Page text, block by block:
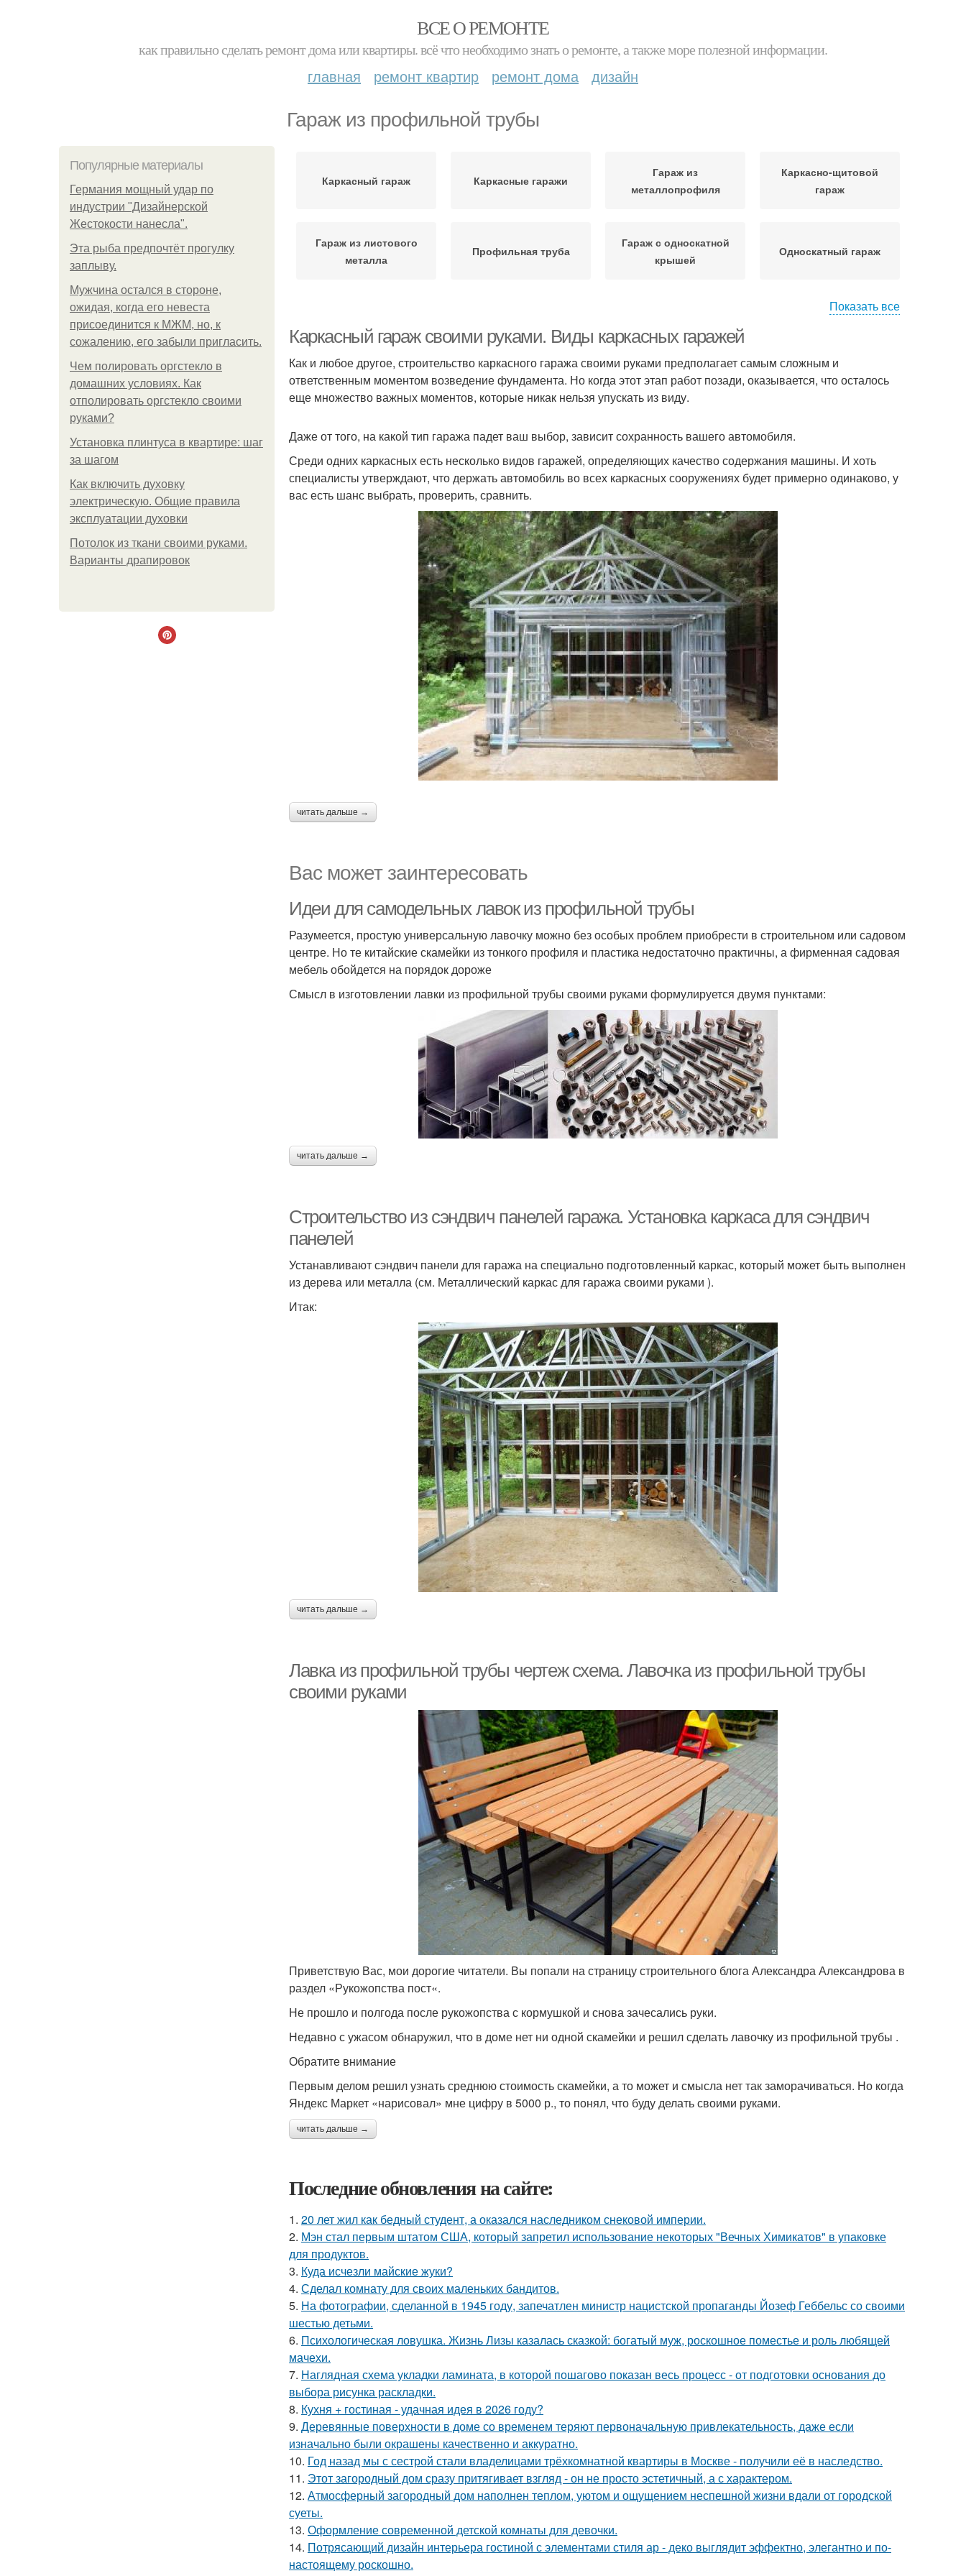
ВСЕ О РЕМОНТЕ
как правильно сделать ремонт дома или квартиры. всё что необходимо знать о ремонте, а также море полезной информации.
главная ремонт квартир ремонт дома дизайн
Гараж из профильной трубы
Популярные материалы
Германия мощный удар по
индустрии "Дизайнерской
Жестокости нанесла".
Эта рыба предпочтёт прогулку
заплыву.
Мужчина остался в стороне,
ожидая, когда его невеста
присоединится к МЖМ, но, к
сожалению, его забыли пригласить.
Чем полировать оргстекло в
домашних условиях. Как
отполировать оргстекло своими
руками?
Установка плинтуса в квартире: шаг
за шагом
Как включить духовку
электрическую. Общие правила
эксплуатации духовки
Потолок из ткани своими руками.
Варианты драпировок
Каркасный гараж Каркасные гаражи
Гараж из
металлопрофиля
Каркасно-щитовой
гараж
Гараж из листового
металла
Профильная труба
Гараж с односкатной
крышей
Односкатный гараж
Показать все
Каркасный гараж своими руками. Виды каркасных гаражей
Как и любое другое, строительство каркасного гаража своими руками предполагает самым сложным и
ответственным моментом возведение фундамента. Но когда этот этап работ позади, оказывается, что осталось
еще множество важных моментов, которые никак нельзя упускать из виду.
Даже от того, на какой тип гаража падет ваш выбор, зависит сохранность вашего автомобиля.
Среди одних каркасных есть несколько видов гаражей, определяющих качество содержания машины. И хоть
специалисты утверждают, что держать автомобиль во всех каркасных сооружениях будет примерно одинаково, у
вас есть шанс выбрать, проверить, сравнить.
читать дальше →
Вас может заинтересовать
Идеи для самодельных лавок из профильной трубы
Разумеется, простую универсальную лавочку можно без особых проблем приобрести в строительном или садовом
центре. Но те китайские скамейки из тонкого профиля и пластика недостаточно практичны, а фирменная садовая
мебель обойдется на порядок дороже
Смысл в изготовлении лавки из профильной трубы своими руками формулируется двумя пунктами:
читать дальше →
Строительство из сэндвич панелей гаража. Установка каркаса для сэндвич
панелей
Устанавливают сэндвич панели для гаража на специально подготовленный каркас, который может быть выполнен
из дерева или металла (см. Металлический каркас для гаража своими руками ).
Итак:
читать дальше →
Лавка из профильной трубы чертеж схема. Лавочка из профильной трубы
своими руками
Приветствую Вас, мои дорогие читатели. Вы попали на страницу строительного блога Александра Александрова в
раздел «Рукожопства пост«.
Не прошло и полгода после рукожопства с кормушкой и снова зачесались руки.
Недавно с ужасом обнаружил, что в доме нет ни одной скамейки и решил сделать лавочку из профильной трубы .
Обратите внимание
Первым делом решил узнать среднюю стоимость скамейки, а то может и смысла нет так заморачиваться. Но когда
Яндекс Маркет «нарисовал» мне цифру в 5000 р., то понял, что буду делать своими руками.
читать дальше →
Последние обновления на сайте:
1. 20 лет жил как бедный студент, а оказался наследником снековой империи.
2. Мэн стал первым штатом США, который запретил использование некоторых "Вечных Химикатов" в упаковке
для продуктов.
3. Куда исчезли майские жуки?
4. Сделал комнату для своих маленьких бандитов.
5. На фотографии, сделанной в 1945 году, запечатлен министр нацистской пропаганды Йозеф Геббельс со своими
шестью детьми.
6. Психологическая ловушка. Жизнь Лизы казалась сказкой: богатый муж, роскошное поместье и роль любящей
мачехи.
7. Наглядная схема укладки ламината, в которой пошагово показан весь процесс - от подготовки основания до
выбора рисунка раскладки.
8. Кухня + гостиная - удачная идея в 2026 году?
9. Деревянные поверхности в доме со временем теряют первоначальную привлекательность, даже если
изначально были окрашены качественно и аккуратно.
10. Год назад мы с сестрой стали владелицами трёхкомнатной квартиры в Москве - получили её в наследство.
11. Этот загородный дом сразу притягивает взгляд - он не просто эстетичный, а с характером.
12. Атмосферный загородный дом наполнен теплом, уютом и ощущением неспешной жизни вдали от городской
суеты.
13. Оформление современной детской комнаты для девочки.
14. Потрясающий дизайн интерьера гостиной с элементами стиля ар - деко выглядит эффектно, элегантно и по-
настоящему роскошно.